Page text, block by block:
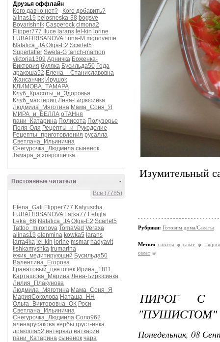
Друзья оффлайн
Кого давно нет?
Кого добавить?
alinas19 belosneska-38 bogsve
Boyarishnik Casperock cimona2
Flipper777
Iluce larans lel-kin lorine
LUBAFIRISANOVA Luna-M mgnovenie
Natalica_JA Olga-E2 Scarlet5
Supertatler Sweta-G tanch-mamon
viktoria1309 Арничка Боженка-
Виктория буляка Бусильда50 Года
дракоша52 Елена__Станиславовна
Жансанчик Ирушок
КЛИМОВА_ТАМАРА
Клуб_Красоты_и_Здоровья
Клуб_мастериц Лена-Бирюсинка
Людмила_Мяготина Мама_Соня_Я
МИРА_и_БЕЛЛА оТАНня
пани_Катарина Полисота Полузорье
Поля-Оля Рецепты_и_Рукоделие
Рецепты_приготовления русалла
Светлана_Ильинична
Снегурочка_Людмила сыненок
Тамара_я ховрошечка
-
Постоянные читатели
Все (7785)
Elena_Gati Flipper777 Katyuscha
LUBAFIRISANOVA Larka77 Lehjjla
Leka_66 Natalica_JA Olga-E2 Scarlet5
Tattoo_mironova TomaVed Veraxa
alinas19 elenmina kowka5 larans
larra4ka lel-kin lorine msmar nadyavit
tishkamyshka trumarina
ёжик_медитирующий Бусильда50
Валентина_Егорова
Гранатовый_цветочек Ирина_1811
Карташова_Марина Лена-Бирюсинка
Лилия_Плакунова
Людмила_Мяготина Мама_Соня_Я
МарияСоколова Наташа_НН
Ольга_Викторовна_ОК Роси
Светлана_Ильинична
Снегурочка_Людмила Соло962
аленарусакова вербы груст-инка
дракоша52 интервал наткасин
пани_Катарина сыненок чара
Изумительный
Рубрики: Готовим дома/Салаты
Метки: салаты салат
салат
ПИРОГ С
"ПУШИСТОМ"
Понедельник, 08